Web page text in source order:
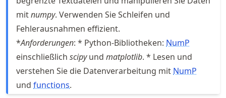
mitnumpy. Verwenden Sie Schleifen und
Fehlerausnahmen effizient.
*Anforderungen: * Python-Bibliotheken: NumP
einschließlich scipyund matplotlib. * Lesen und
verstehen Sie die Datenverarbeitung mit NumP
und functions.